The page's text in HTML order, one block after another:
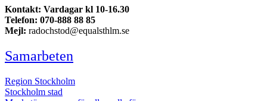
Kontakt: Vardagar kl 10-16.30
Telefon: 070-888 88 85
Mejl: radochstod@equalsthlm.se
Samarbeten
Region Stockholm
Stockholm stad